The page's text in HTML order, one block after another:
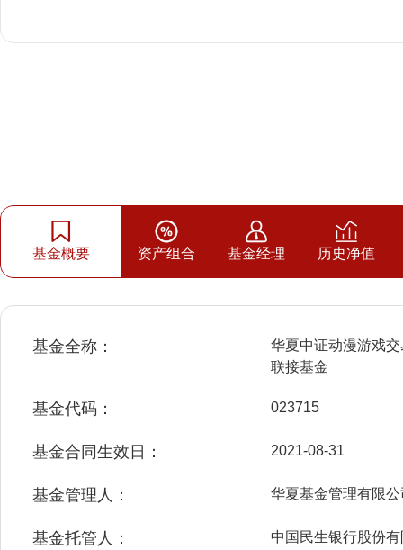
基金概要 资产组合 基金经理 历史净值
基金全称：
华夏中证动漫游戏
联接基金
基金代码： 023715
基金合同生效日： 2021-08-31
基金管理人： 华夏基金管理有限公
基金托管人： 中国民生银行股份